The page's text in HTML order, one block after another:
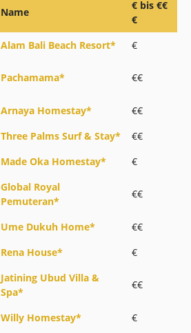
Name
€ bis €€
€
Alam Bali Beach Resort*
€
Pachamama* €€
Arnaya Homestay*
€€
Three Palms Surf & Stay*
€€
Made Oka Homestay* €
Global Royal
Pemuteran*
€€
Ume Dukuh Home*
€€
Rena House* €
Jatining Ubud Villa &
Spa*
€€
Willy Homestay*
€